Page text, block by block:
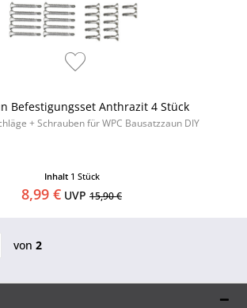
Befestigungsset Anthrazit 4 Stück
+ Schrauben für WPC Bausatzzaun DIY
Inhalt 1 Stück
8,99 € UVP 15,90 €
von 2